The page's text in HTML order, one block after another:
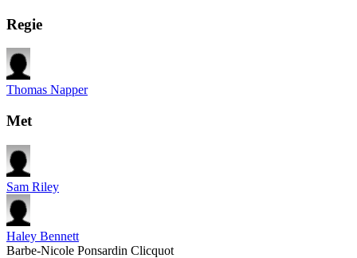
Regie
Thomas Napper
Met
Sam Riley
Haley Bennett
Barbe-Nicole Ponsardin Clicquot